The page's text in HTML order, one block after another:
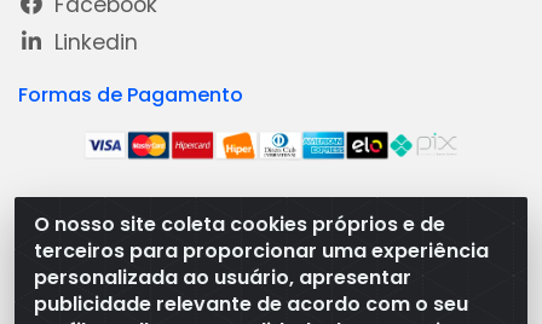
O nosso site coleta cookies próprios e de
terceiros para proporcionar uma experiência
personalizada ao usuário, apresentar
publicidade relevante de acordo com o seu
Linkedin
Formas de Pagamento
Medeiros Distribuidora - Rua Dias Carneiro, 1977 -
Ramal, Bacabal/MA - CEP 65.700-000 - CNPJ
08.474.030/0001-41